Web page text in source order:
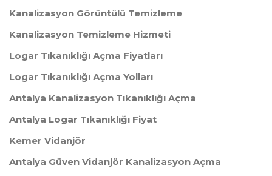
Kanalizasyon Görüntülü Temizleme
Kanalizasyon Temizleme Hizmeti
Logar Tıkanıklığı Açma Fiyatları
Logar Tıkanıklığı Açma Yolları
Antalya Kanalizasyon Tıkanıklığı Açma
Antalya Logar Tıkanıklığı Fiyat
Kemer Vidanjör
Antalya Güven Vidanjör Kanalizasyon Açma